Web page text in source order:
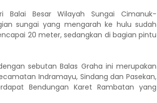
Balai Besar Wilayah Sungai Cimanuk-
sungai yang mengarah ke hulu sudah
20 meter, sedangkan di bagian pintu
sebutan Balas Graha ini merupakan
Indramayu, Sindang dan Pasekan,
Bendungan Karet Rambatan yang